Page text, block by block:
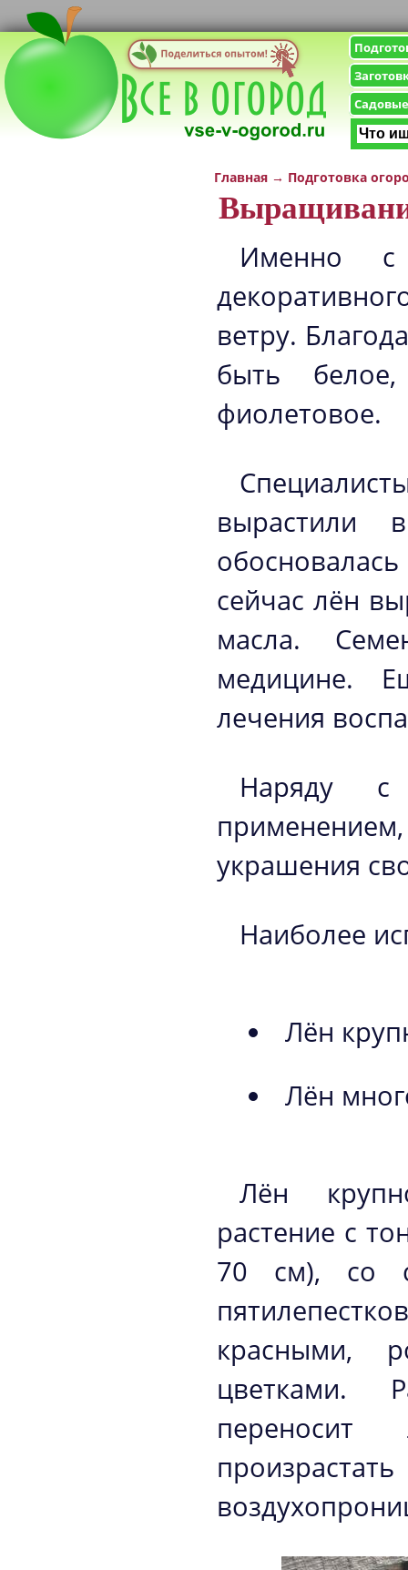
Главная → Подготовка
Именно с
ветру.
быть
фиолетовое.
вырастили
сейчас лён
масла.
медицине.
лечения
Наряду с
украшения
Наиболее
Лён
Лён
Лён
растение с
70 см), со
красными,
цветками.
переносит